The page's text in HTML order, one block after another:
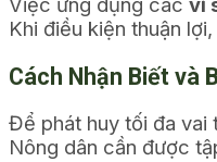
Khi điều kiện thuận
Cách Nhận Biết và
Để phát huy tối đa vai
Nông dân cần được